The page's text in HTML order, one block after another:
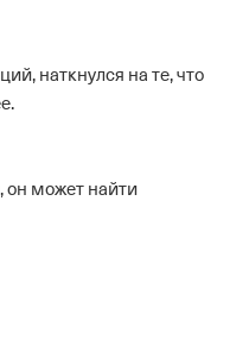
наткнулся на те, что
он может найти